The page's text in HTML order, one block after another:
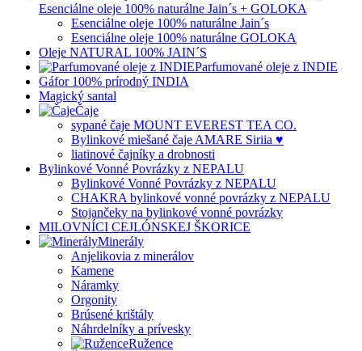
Esenciálne oleje 100% naturálne Jain´s + GOLOKA
Esenciálne oleje 100% naturálne Jain´s
Esenciálne oleje 100% naturálne GOLOKA
Oleje NATURAL 100% JAIN´S
Parfumované oleje z INDIE
Gáfor 100% prírodný INDIA
Magický santal
Čaje
sypané čaje MOUNT EVEREST TEA CO.
Bylinkové miešané čaje AMARE Siriia ♥
liatinové čajníky a drobnosti
Bylinkové Vonné Povrázky z NEPALU
Bylinkové Vonné Povrázky z NEPALU
CHAKRA bylinkové vonné povrázky z NEPALU
Stojančeky na bylinkové vonné povrázky
MILOVNÍCI CEJLÓNSKEJ ŠKORICE
Minerály
Anjelikovia z minerálov
Kamene
Náramky
Orgonity
Brúsené krištály
Náhrdelníky a prívesky
Ružence